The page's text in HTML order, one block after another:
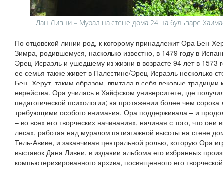
Дан Ливни – Мурал на стене дома 24 на бульваре
По отцовской линии род, к которому принадлежит Ора Бен-
Зимра, родившемуся, насколько известно, в 1479 году в
Эрец-Исраэль и ушедшему из жизни в возрасте 94 лет в 1573
ее семья также живет в Палестине/Эрец-Исраэль несколько
Бен- Херут, таким образом, впитала в себя вековые традиции
еврейства. Ора училась в Хайфском университете, где
педагогической психологии; на протяжении более чем
требующими особого внимания. Ора поддерживала – и
– во всех его творческих начинаниях, начиная с того, что они
лесах, работая над муралом пятиэтажной высоты на стене
Тель-Авиве, и заканчивая центральной ролью, которую Ора
выставок Дана Ливни, в издании альбома его избранных
компьютеризированного архива, посвященного его